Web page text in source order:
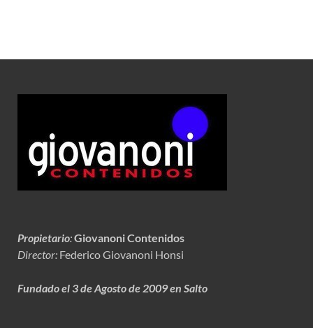
Propietario:Giovanoni Contenidos
Director: Federico Giovanoni Honsi
Fundado el 3 de Agosto de 2009 en Salto